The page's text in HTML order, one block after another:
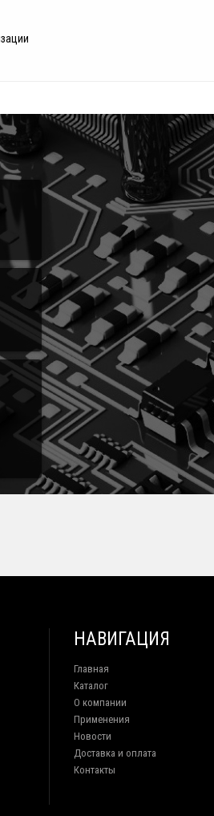
НАВИГАЦИЯ
Главная
Каталог
О компании
Применения
Новости
Доставка и оплата
Контакты